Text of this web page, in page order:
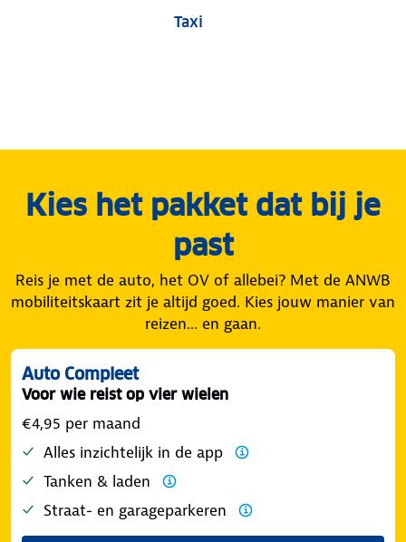
Taxi
Kies het pakket dat bij je
past
Reis je met de auto, het OV of allebei? Met de ANWB
mobiliteitskaart zit je altijd goed. Kies jouw manier van
reizen... en gaan.
Auto Compleet
Voor wie reist op vier wielen
€4,95 per maand
Alles inzichtelijk in de app
Tanken & laden
Straat- en garageparkeren